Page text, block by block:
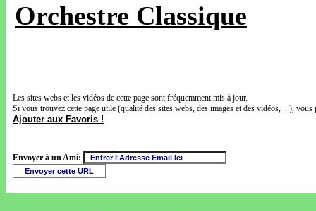
Orchestre Classique
Les sites webs et les vidéos de cette page sont fréquemment mis à jour.
Si vous trouvez cette page utile (qualité des sites webs, des images et des vidéos, ...),
Ajouter aux Favoris !
Envoyer à un Ami: